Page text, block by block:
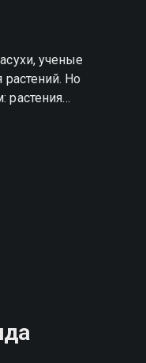
ученые
растений. Но
растения
и решили, что